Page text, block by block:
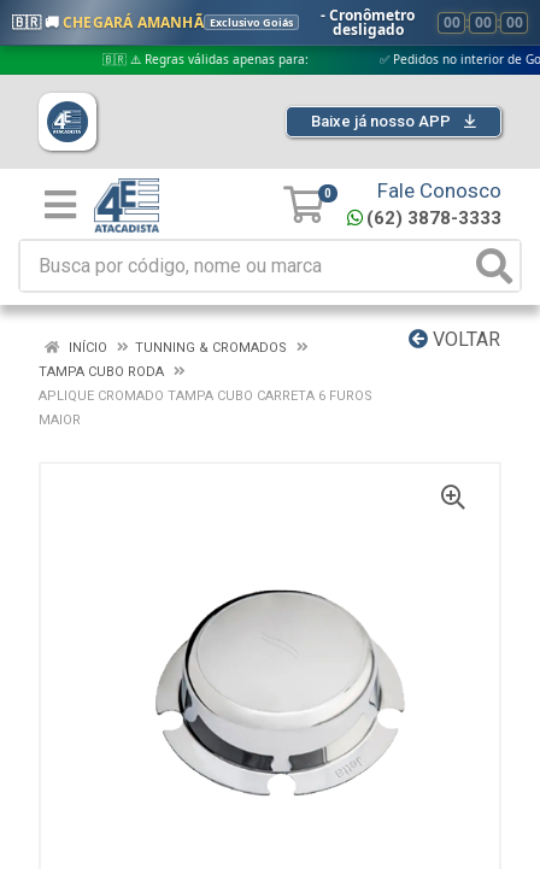
🇧🇷 🚚CHEGARÁ AMANHÃ Exclusivo Goiás - Cronômetro
desligado 00 : 00 : 00
🇧🇷 ⚠️ Regras válidas apenas para: ✅ Pedidos no interior de Goiás
Baixe já nosso APP
0 Fale Conosco
(62) 3878-3333
VOLTAR
INÍCIO
TUNNING & CROMADOS
TAMPA CUBO RODA
APLIQUE CROMADO TAMPA CUBO CARRETA 6 FUROS
MAIOR